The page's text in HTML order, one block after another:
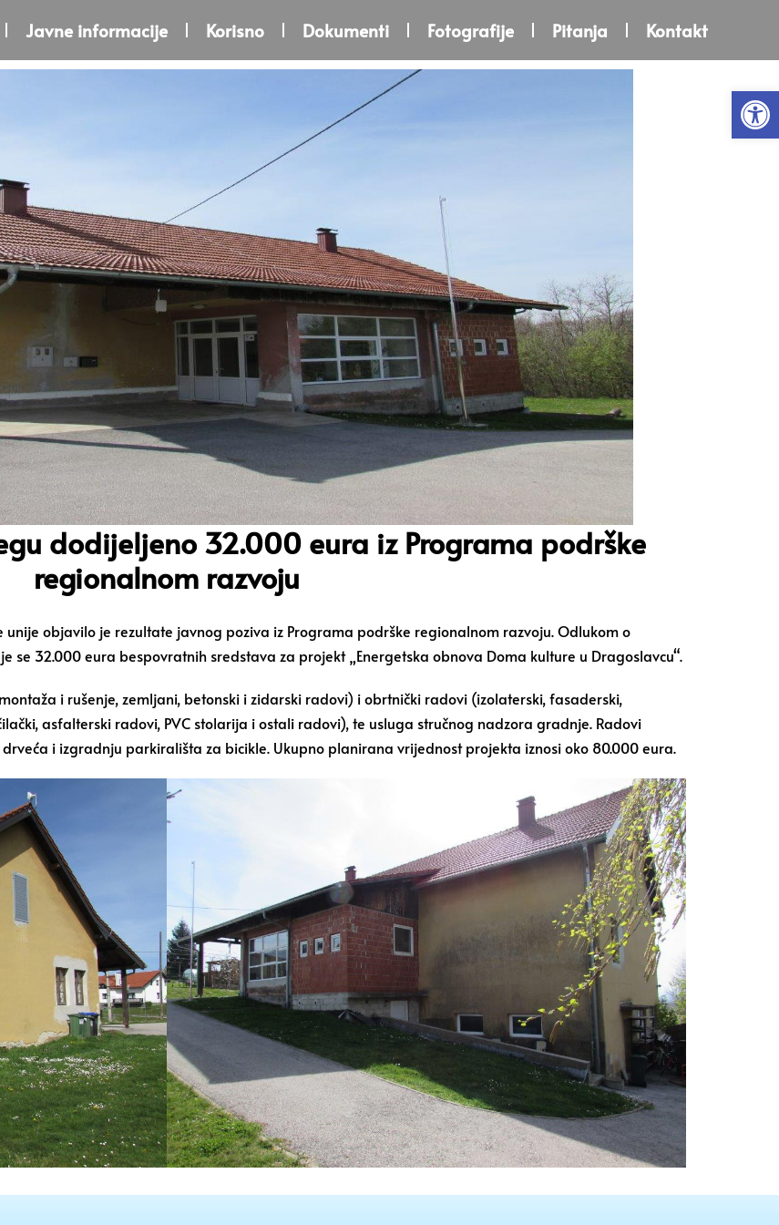
Javne informacije Korisno Dokumenti Fotografije Pitanja Kontakt
dodijeljeno 32.000 eura iz Programa podrške
regionalnom razvoju
objavilo je rezultate javnog poziva iz Programa podrške regionalnom razvoju. Odlukom o
se 32.000 eura bespovratnih sredstava za projekt „Energetska obnova Doma kulture u Dragoslavcu“.
i rušenje, zemljani, betonski i zidarski radovi) i obrtnički radovi (izolaterski, fasaderski,
asfalterski radovi, PVC stolarija i ostali radovi), te usluga stručnog nadzora gradnje. Radovi
i izgradnju parkirališta za bicikle. Ukupno planirana vrijednost projekta iznosi oko 80.000 eura.